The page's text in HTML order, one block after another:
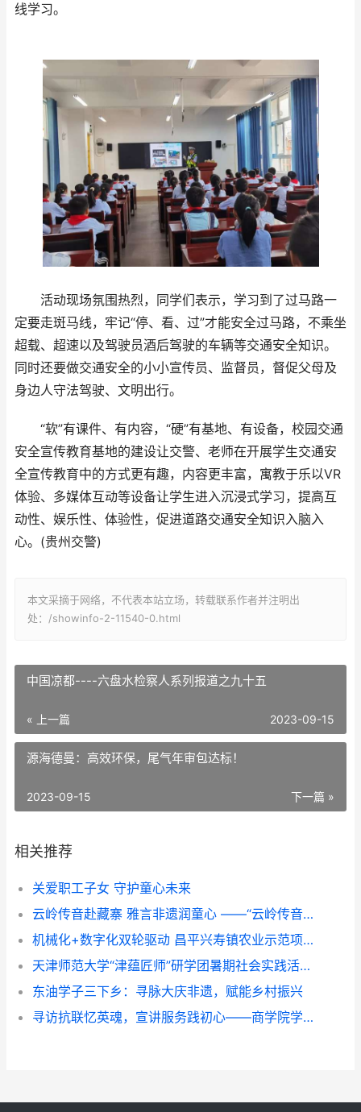
线学习。
活动现场氛围热烈，同学们表示，学习到了过马路一
定要走斑马线，牢记“停、看、过”才能安全过马路，不乘坐
超载、超速以及驾驶员酒后驾驶的车辆等交通安全知识。
同时还要做交通安全的小小宣传员、监督员，督促父母及
身边人守法驾驶、文明出行。
“软”有课件、有内容，“硬”有基地、有设备，校园交通
安全宣传教育基地的建设让交警、老师在开展学生交通安
全宣传教育中的方式更有趣，内容更丰富，寓教于乐以VR
体验、多媒体互动等设备让学生进入沉浸式学习，提高互
动性、娱乐性、体验性，促进道路交通安全知识入脑入
心。(贵州交警)
本文采摘于网络，不代表本站立场，转载联系作者并注明出
处：/showinfo-2-11540-0.html
中国凉都----六盘水检察人系列报道之九十五
« 上一篇 2023-09-15
源海德曼：高效环保，尾气年审包达标！
下一篇 »
2023-09-15
相关推荐
关爱职工子女 守护童心未来
云岭传音赴藏寨 雅言非遗润童心 ——“云岭传音”志愿服务队赴甘堡藏寨推普实践纪实
机械化+数字化双轮驱动 昌平兴寿镇农业示范项目展示培训成果
天津师范大学“津蕴匠师”研学团暑期社会实践活动纪实
东油学子三下乡：寻脉大庆非遗，赋能乡村振兴
寻访抗联忆英魂，宣讲服务践初心——商学院学生团队三下乡纪实